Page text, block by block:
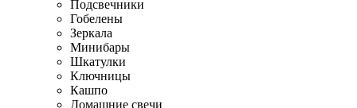
Подсвечники
Гобелены
Зеркала
Минибары
Шкатулки
Ключницы
Кашпо
Домашние свечи